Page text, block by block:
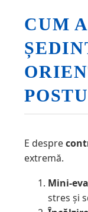
CUM
E despre
extremă.
Mini-
stres și